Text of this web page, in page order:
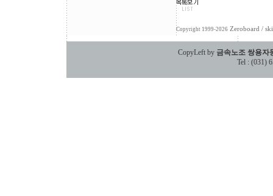
Copyright 1999-2026 Zeroboard /
CopyLeft by 금속노조 쌍용자
Tel : (031)